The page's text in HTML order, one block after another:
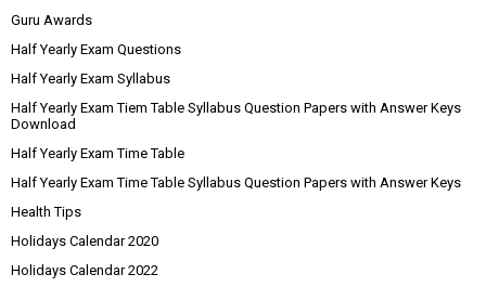
Guru Awards
Half Yearly Exam Questions
Half Yearly Exam Syllabus
Half Yearly Exam Tiem Table Syllabus Question Papers with Answer Keys
Download
Half Yearly Exam Time Table
Half Yearly Exam Time Table Syllabus Question Papers with Answer Keys
Health Tips
Holidays Calendar 2020
Holidays Calendar 2022